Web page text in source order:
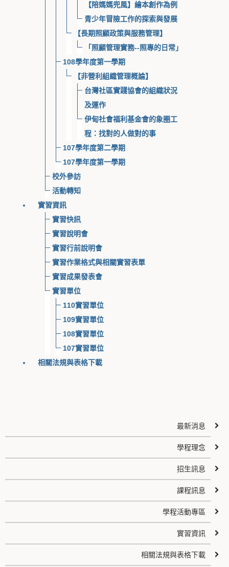
【陪媽媽兜風】繪本創作為例
青少年冒險工作的探索與發展
【長期照顧政策與服務管理】
「照顧管理實務--照專的日常」
108學年度第一學期
【非營利組織管理概論】
台灣社區實踐協會的組織狀況
及運作
伊甸社會福利基金會的象圈工
程：找對的人做對的事
107學年度第二學期
107學年度第一學期
校外參訪
活動轉知
實習資訊
實習快訊
實習說明會
實習行前說明會
實習作業格式與相關實習表單
實習成果發表會
實習單位
110實習單位
109實習單位
108實習單位
107實習單位
相關法規與表格下載
最新消息
學程理念
招生訊息
課程訊息
學程活動專區
實習資訊
相關法規與表格下載